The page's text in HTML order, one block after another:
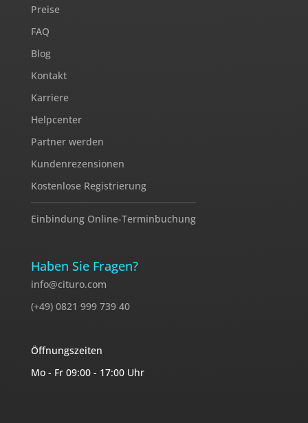
Preise
FAQ
Blog
Kontakt
Karriere
Helpcenter
Partner werden
Kundenrezensionen
Kostenlose Registrierung
Einbindung Online-Terminbuchung
Haben Sie Fragen?
info@cituro.com
(+49) 0821 999 739 40
Öffnungszeiten
Mo - Fr 09:00 - 17:00 Uhr